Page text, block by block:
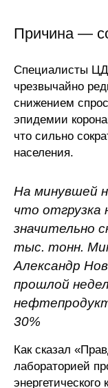
Ученый
О
Оценка
Мониторинга
экономика
Образование
Причина —
Специалисты
чрезвычайно
снижением
эпидемии
что сильно
населения.
На минувшей
что отгрузка
значительно
тыс. тонн.
Александр
прошлой
30%
Как сказал
лабораторией